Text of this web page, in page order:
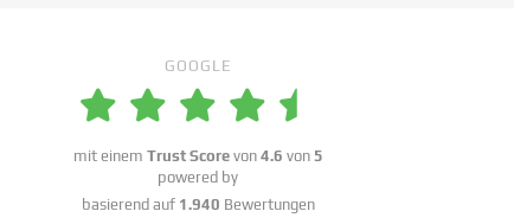
GOOGLE
mit einem Trust Scorevon 4.6 von 5
powered by
basierend auf 1.940 Bewertungen